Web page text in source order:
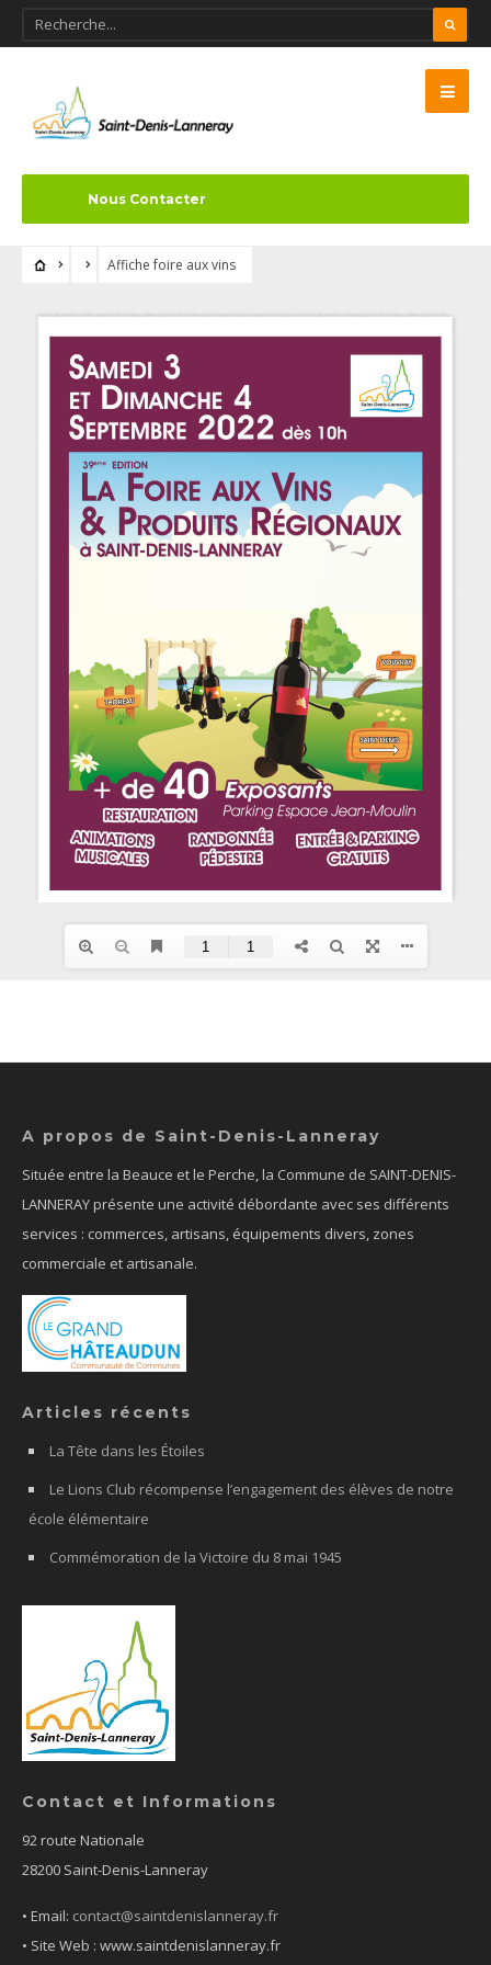
Nous Contacter
Affiche foire aux vins
A propos de Saint-Denis-Lanneray
Située entre la Beauce et le Perche, la Commune de SAINT-DENIS-
LANNERAY présente une activité débordante avec ses différents
services : commerces, artisans, équipements divers, zones
commerciale et artisanale.
Articles récents
La Tête dans les Étoiles
Le Lions Club récompense l’engagement des élèves de notre
école élémentaire
Commémoration de la Victoire du 8 mai 1945
Contact et Informations
92 route Nationale
28200 Saint-Denis-Lanneray
• Email: contact@saintdenislanneray.fr
• Site Web : www.saintdenislanneray.fr